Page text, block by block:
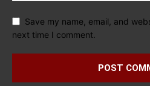
Save my name, email, and
next time I comment.